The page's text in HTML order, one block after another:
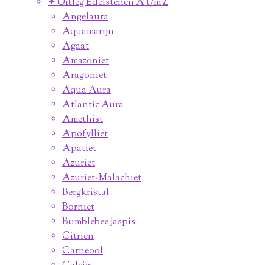
✦ Uitleg Edelstenen A t/m Z
Angelaura
Aquamarijn
Agaat
Amazoniet
Aragoniet
Aqua Aura
Atlantic Aura
Amethist
Apofylliet
Apatiet
Azuriet
Azuriet-Malachiet
Bergkristal
Borniet
Bumblebee Jaspis
Citrien
Carneool